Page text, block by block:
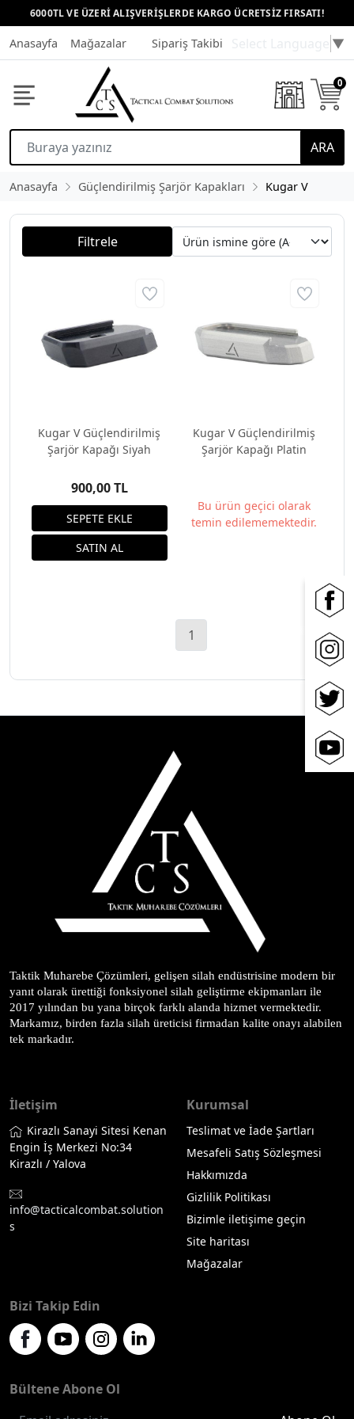
6000TL VE ÜZERİ ALIŞVERİŞLERDE KARGO ÜCRETSİZ FIRSATI!
Anasayfa Mağazalar Sipariş Takibi Müşteri Hizmetleri
▼
ARA
0
Anasayfa Güçlendirilmiş Şarjör Kapakları Kugar V
Filtrele
Kugar V Güçlendirilmiş
Şarjör Kapağı Siyah
900,00 TL
Kugar V Güçlendirilmiş
Şarjör Kapağı Platin
Bu ürün geçici olarak
temin edilememektedir.
1
Taktik Muharebe Çözümleri, gelişen silah endüstrisine modern bir
yanıt olarak ürettiği fonksiyonel silah geliştirme ekipmanları ile
2017 yılından bu yana birçok farklı alanda hizmet vermektedir.
Markamız, birden fazla silah üreticisi firmadan kalite onayı alabilen
tek markadır.
İletişim
Kirazlı Sanayi Sitesi Kenan
Engin İş Merkezi No:34
Kirazlı / Yalova
info@tacticalcombat.solution
s
Kurumsal
Teslimat ve İade Şartları
Mesafeli Satış Sözleşmesi
Hakkımızda
Gizlilik Politikası
Bizimle iletişime geçin
Site haritası
Mağazalar
Bizi Takip Edin
Bültene Abone Ol